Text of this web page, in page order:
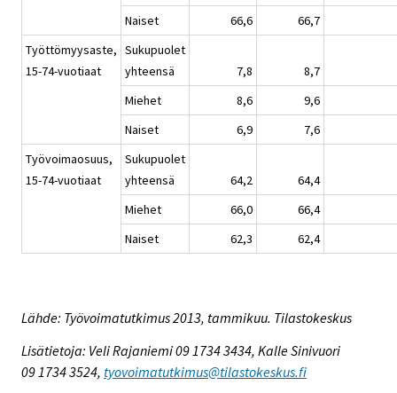
Naiset
66,6
66,7
Työttömyysaste,
15-74-vuotiaat
Sukupuolet
yhteensä
7,8
8,7
Miehet
8,6
9,6
Naiset
6,9
7,6
Työvoimaosuus,
15-74-vuotiaat
Sukupuolet
yhteensä
64,2
64,4
Miehet
66,0
66,4
Naiset
62,3 62,4
Lähde: Työvoimatutkimus 2013, tammikuu. Tilastokeskus
Lisätietoja: Veli Rajaniemi 09 1734 3434, Kalle Sinivuori
09 1734 3524, tyovoimatutkimus@tilastokeskus.fi